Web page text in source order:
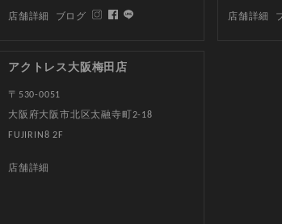
店舗詳細 ブログ 店舗詳細
アクトレス大阪梅田店
〒530-0051
大阪府大阪市北区太融寺町2-18
FUJIRIN8 2F
店舗詳細